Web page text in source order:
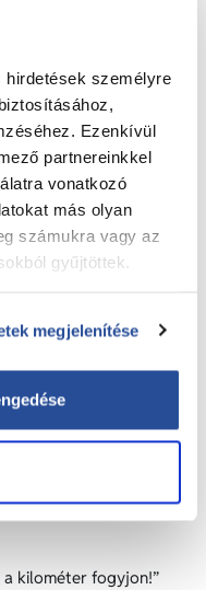
hirdetések személyre
Ezenkívül
partnereinkkel
vonatkozó
más olyan
számukra vagy az
gyűjtöttek.
megjelenítése
a felhívás: a
részesül.
és támogató
tavaly kollégánk kerek
hónap alatt! A
készültinterjúnk ide
kilométer fogyjon!”